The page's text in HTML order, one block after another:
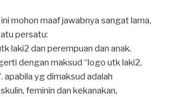
mohon maaf jawabnya sangat lama,
persatu:
laki2 dan perempuan dan anak.
dengan maksud “logo utk laki2,
apabila yg dimaksud adalah
feminin dan kekanakan,